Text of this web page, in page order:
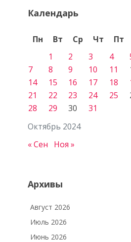
Календарь
Октябрь 2024
Пн Вт Ср Чт Пт
1
2 3 4
7
8 9 10 11
14
15 16 17 18
21
22 23 24 25
28
29 30 31
« Сен Ноя »
Архивы
Август 2026
Июль 2026
Июнь 2026